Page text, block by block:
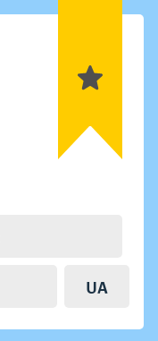
UA